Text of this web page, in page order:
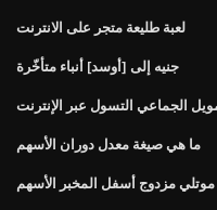
لعبة طليعة متجر على الانترنت
جنيه إلى [أوسد] أنباء متأخّرة
الجماعي التسول عبر الإنترنت
ما هي صيغة معدل دوران الأسهم
موتلي مزدوج أسفل المخبر الأسهم